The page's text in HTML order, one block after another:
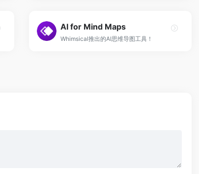
AI for Mind Maps
Whimsical推出的AI思维导图工具！